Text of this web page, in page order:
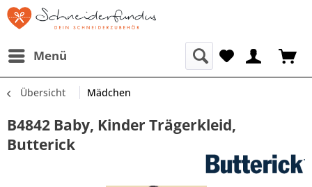
Menü
Übersicht Mädchen
B4842 Baby, Kinder Trägerkleid,
Butterick